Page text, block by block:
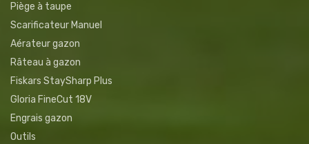
Piège à taupe
Scarificateur Manuel
Aérateur gazon
Râteau à gazon
Fiskars StaySharp Plus
Gloria FineCut 18V
Engrais gazon
Outils